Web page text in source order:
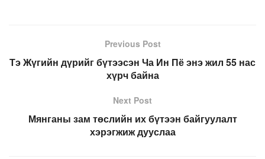
Previous Post
Тэ Жүгийн дүрийг бүтээсэн Ча Ин Пё энэ жил 55 нас
хүрч байна
Next Post
Мянганы зам төслийн их бүтээн байгуулалт
хэрэгжиж дууслаа